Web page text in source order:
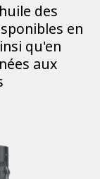
des
en
qu'en
aux